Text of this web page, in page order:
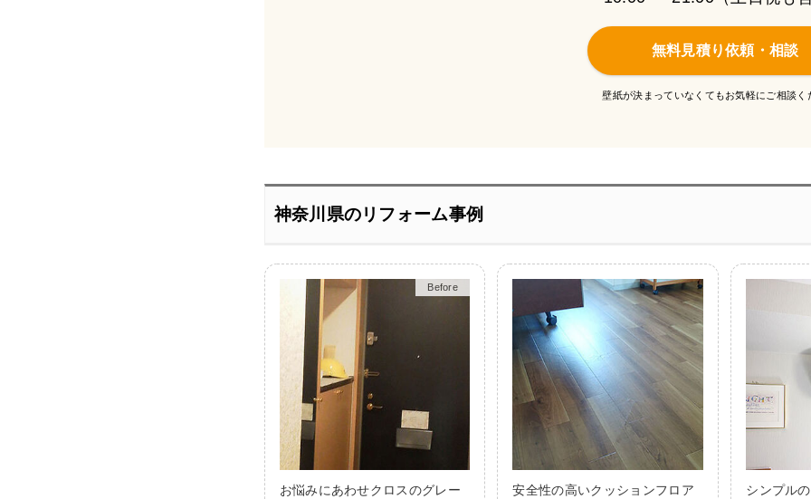
無料見積り依頼・相談
壁紙が決まっていなくてもお気軽にご相談く
神奈川県のリフォーム事例
Before
After
お悩みにあわせクロスのグレー
安全性の高いクッションフロア
シンプル